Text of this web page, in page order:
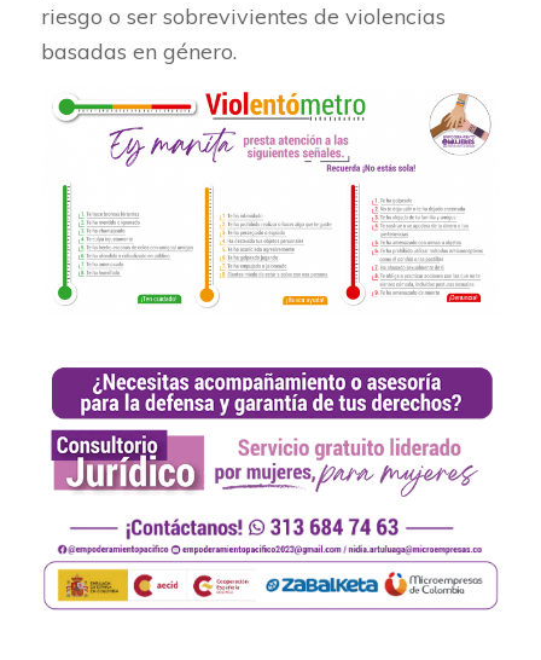
riesgo o ser sobrevivientes de violencias
basadas en género.